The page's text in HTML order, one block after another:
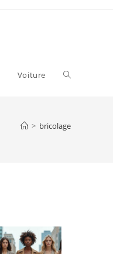
Voiture Toggle
> bricolage